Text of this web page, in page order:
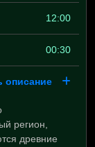
12:00
00:30
описание
регион,
древние